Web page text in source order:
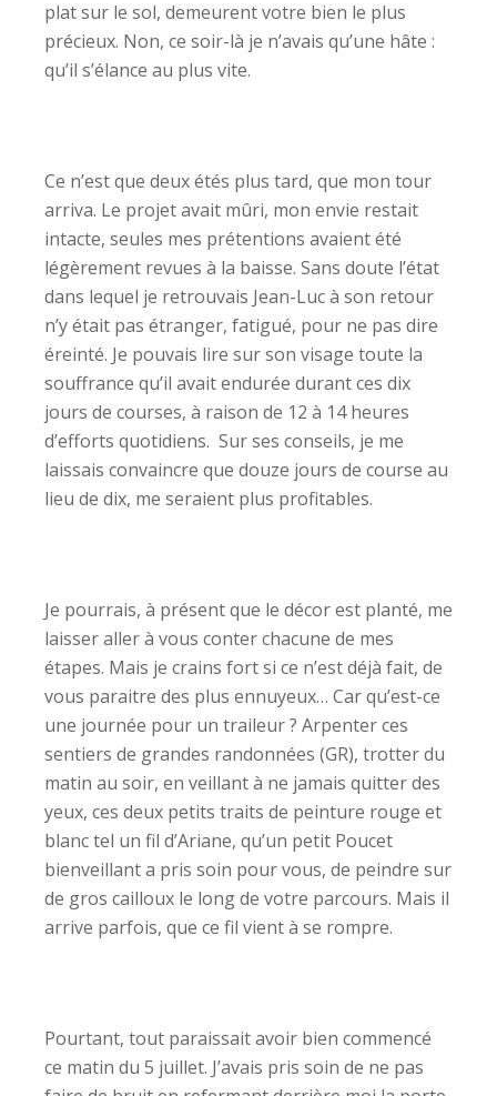
plat sur le sol, demeurent votre bien le plus
précieux. Non, ce soir-là je n’avais qu’une hâte :
qu’il s’élance au plus vite.
Ce n’est que deux étés plus tard, que mon tour
arriva. Le projet avait mûri, mon envie restait
intacte, seules mes prétentions avaient été
légèrement revues à la baisse. Sans doute l’état
dans lequel je retrouvais Jean-Luc à son retour
n’y était pas étranger, fatigué, pour ne pas dire
éreinté. Je pouvais lire sur son visage toute la
souffrance qu’il avait endurée durant ces dix
jours de courses, à raison de 12 à 14 heures
d’efforts quotidiens. Sur ses conseils, je me
laissais convaincre que douze jours de course au
lieu de dix, me seraient plus profitables.
Je pourrais, à présent que le décor est planté, me
laisser aller à vous conter chacune de mes
étapes. Mais je crains fort si ce n’est déjà fait, de
vous paraitre des plus ennuyeux… Car qu’est-ce
une journée pour un traileur ? Arpenter ces
sentiers de grandes randonnées (GR), trotter du
matin au soir, en veillant à ne jamais quitter des
yeux, ces deux petits traits de peinture rouge et
blanc tel un fil d’Ariane, qu’un petit Poucet
bienveillant a pris soin pour vous, de peindre sur
de gros cailloux le long de votre parcours. Mais il
arrive parfois, que ce fil vient à se rompre.
Pourtant, tout paraissait avoir bien commencé
ce matin du 5 juillet. J’avais pris soin de ne pas